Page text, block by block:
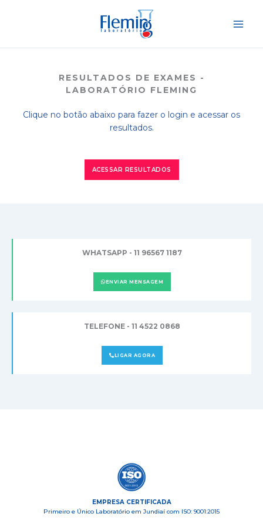
conteúdo
RESULTADOS DE EXAMES -
LABORATÓRIO FLEMING
Clique no botão abaixo para fazer o login e acessar os
resultados.
ACESSAR RESULTADOS
WHATSAPP - 11 96567 1187
ENVIAR MENSAGEM
TELEFONE - 11 4522 0868
LIGAR AGORA
EMPRESA CERTIFICADA
Primeiro e Único Laboratório em Jundiaí com ISO: 9001:2015